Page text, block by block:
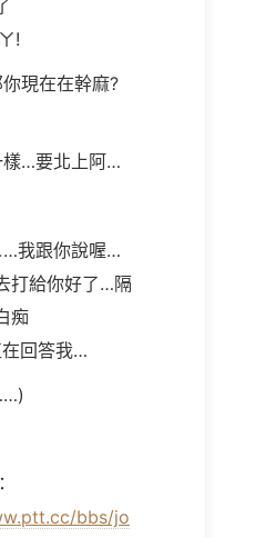
!
現在在幹麻?
樣…要北上阿…
…我跟你說喔…
打給你好了…隔
痴
答我…
bbs/jo